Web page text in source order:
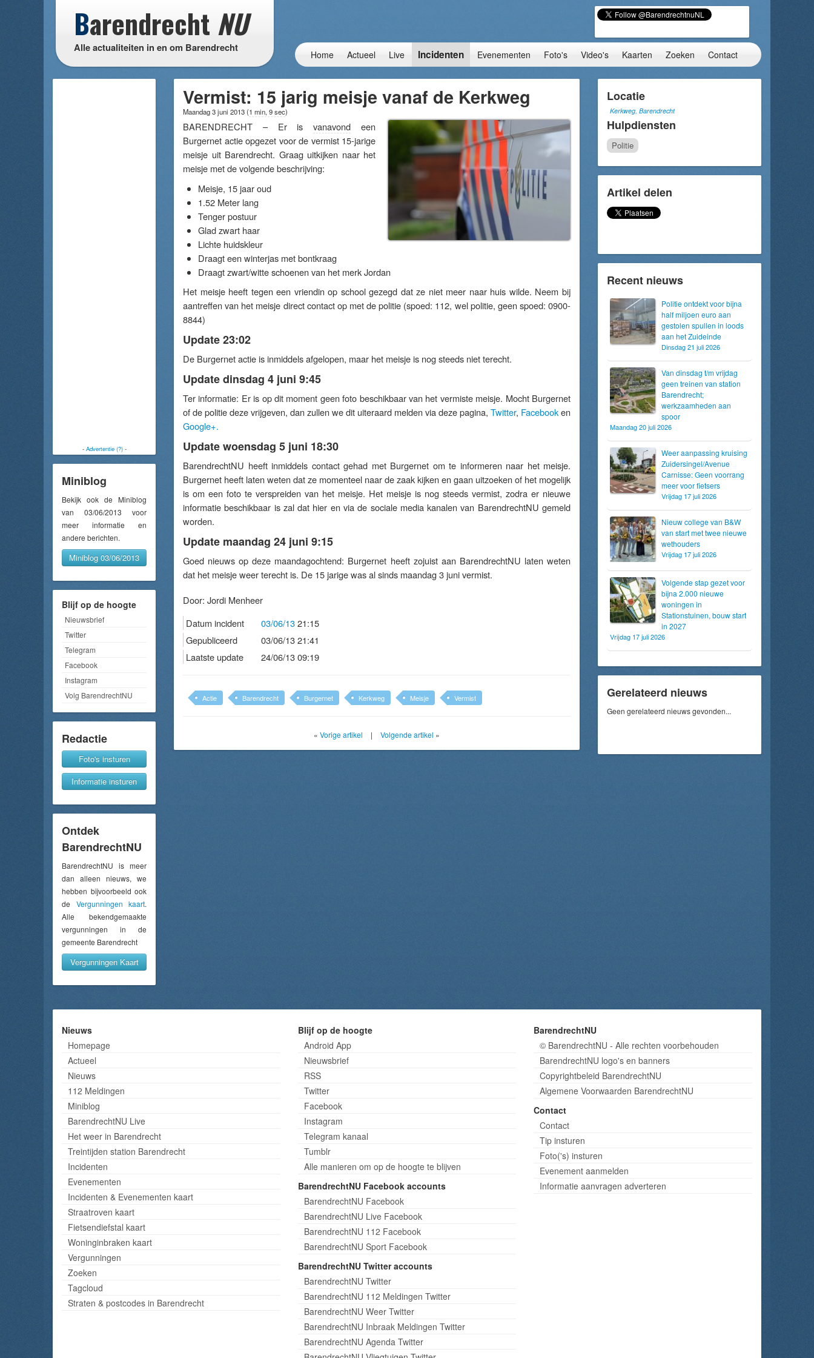
Barendrecht NU
Alle actualiteiten in en om Barendrecht
Home Actueel Live Incidenten Evenementen Foto's Video's Kaarten Zoeken Contact
- Advertentie (?)-
Miniblog
Bekijk ook de Miniblog
van 03/06/2013 voor
meer informatie en
andere berichten.
Miniblog 03/06/2013
Blijf op de hoogte
Nieuwsbrief
Twitter
Telegram
Facebook
Instagram
Volg BarendrechtNU
Redactie
Foto's insturen
Informatie insturen
Ontdek
BarendrechtNU
BarendrechtNU is meer
dan alleen nieuws, we
hebben bijvoorbeeld ook
de Vergunningen kaart.
Alle bekendgemaakte
vergunningen in de
gemeente Barendrecht
Vergunningen Kaart
Vermist: 15 jarig meisje vanaf de Kerkweg
Maandag 3 juni 2013(1 min, 9 sec)
BARENDRECHT – Er isvanavond een
Burgernet actie opgezet voor de vermist 15-jarige
meisje uit Barendrecht. Graag uitkijken naar het
meisje met de volgende beschrijving:
Meisje, 15 jaar oud
1.52 Meter lang
Tenger postuur
Glad zwart haar
Lichte huidskleur
Draagt een winterjas met bontkraag
Draagt zwart/witte schoenen van het merk Jordan
Het meisje heeft tegen een vriendin op school gezegd dat ze niet meer naar huis wilde. Neem bij
aantreffen van het meisje direct contact op met de politie (spoed: 112, wel politie, geen spoed: 0900-
8844)
Update 23:02
De Burgernet actie is inmiddels afgelopen, maar het meisje is nog steeds niet terecht.
Update dinsdag 4 juni 9:45
Ter informatie: Er is op dit moment geen foto beschikbaar van het vermiste meisje. Mocht Burgernet
of de politie deze vrijgeven, dan zullen we dit uiteraard melden via deze pagina, Twitter, Facebooken
Google+.
Update woensdag 5 juni 18:30
BarendrechtNU heeft inmiddels contact gehad met Burgernet om te informeren naar het meisje.
Burgernet heeft laten weten dat ze momenteel naar de zaak kijken en gaan uitzoeken of het mogelijk
is om een foto te verspreiden van het meisje. Het meisje is nog steeds vermist, zodra er nieuwe
informatie beschikbaar is zal dat hier en via de sociale media kanalen van BarendrechtNU gemeld
worden.
Update maandag 24 juni 9:15
Goed nieuws op deze maandagochtend: Burgernet heeft zojuist aan BarendrechtNU laten weten
dat het meisje weer terecht is. De 15 jarige was al sinds maandag 3 juni vermist.
Door: Jordi Menheer
Datum incident
03/06/1321:15
Gepubliceerd
03/06/13 21:41
Laatste update
24/06/13 09:19
Actie Barendrecht Burgernet Kerkweg Meisje Vermist
« Vorige artikel | Volgende artikel »
Locatie
Kerkweg, Barendrecht
Hulpdiensten
Politie
Artikel delen
Recent nieuws
Politie ontdekt voor bijna
half miljoen euro aan
gestolen spullen in loods
aan het Zuideinde
Dinsdag 21 juli 2026
Van dinsdag t/m vrijdag
geen treinen van station
Barendrecht;
werkzaamheden aan
spoor
Maandag 20 juli 2026
Weer aanpassing kruising
Zuidersingel/Avenue
Carnisse: Geen voorrang
meer voor fietsers
Vrijdag 17 juli 2026
Nieuw college van B&W
van start met twee nieuwe
wethouders
Vrijdag 17 juli 2026
Volgende stap gezet voor
bijna 2.000 nieuwe
woningen in
Stationstuinen, bouw start
in 2027
Vrijdag 17 juli 2026
Gerelateerd nieuws
Geen gerelateerd nieuws gevonden...
Nieuws
Homepage
Actueel
Nieuws
112 Meldingen
Miniblog
BarendrechtNU Live
Het weer in Barendrecht
Treintijden station Barendrecht
Incidenten
Evenementen
Incidenten & Evenementen kaart
Straatroven kaart
Fietsendiefstal kaart
Woninginbraken kaart
Vergunningen
Zoeken
Tagcloud
Straten & postcodes in Barendrecht
Blijf op de hoogte
Android App
Nieuwsbrief
RSS
Twitter
Facebook
Instagram
Telegram kanaal
Tumblr
Alle manieren om op de hoogte te blijven
BarendrechtNU Facebook accounts
BarendrechtNU Facebook
BarendrechtNU Live Facebook
BarendrechtNU 112 Facebook
BarendrechtNU Sport Facebook
BarendrechtNU Twitter accounts
BarendrechtNU Twitter
BarendrechtNU 112 Meldingen Twitter
BarendrechtNU Weer Twitter
BarendrechtNU Inbraak Meldingen Twitter
BarendrechtNU Agenda Twitter
BarendrechtNU
© BarendrechtNU - Alle rechten voorbehouden
BarendrechtNU logo's en banners
Copyrightbeleid BarendrechtNU
Algemene Voorwaarden BarendrechtNU
Contact
Contact
Tip insturen
Foto('s) insturen
Evenement aanmelden
Informatie aanvragen adverteren